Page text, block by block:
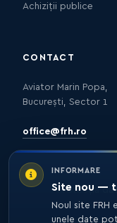
INFORMARE
Site nou —
Noul site FRH
unele date
Achiziții publice
CONTACT
Aviator Marin Popa,
București, Sector 1
office@frh.ro
Protecția